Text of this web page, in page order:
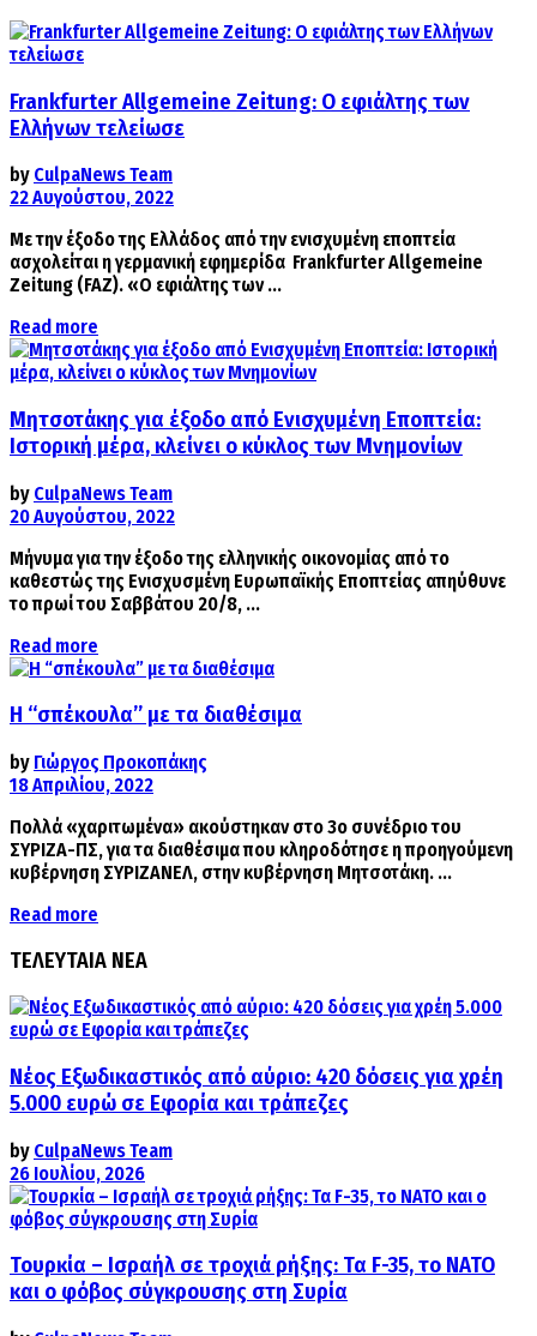
Frankfurter Allgemeine Zeitung: Ο εφιάλτης των
Ελλήνων τελείωσε
by CulpaNews Team
22 Αυγούστου, 2022
Με την έξοδο της Ελλάδος από την ενισχυμένη εποπτεία
ασχολείται η γερμανική εφημερίδα Frankfurter Allgemeine
Zeitung (FAZ). «Ο εφιάλτης των ...
Read more
Μητσοτάκης για έξοδο από Ενισχυμένη Εποπτεία:
Ιστορική μέρα, κλείνει ο κύκλος των Μνημονίων
by CulpaNews Team
20 Αυγούστου, 2022
Μήνυμα για την έξοδο της ελληνικής οικονομίας από το
καθεστώς της Ενισχυσμένη Ευρωπαϊκής Εποπτείας απηύθυνε
το πρωί του Σαββάτου 20/8, ...
Read more
Η “σπέκουλα” με τα διαθέσιμα
by Γιώργος Προκοπάκης
18 Απριλίου, 2022
Πολλά «χαριτωμένα» ακούστηκαν στο 3ο συνέδριο του
ΣΥΡΙΖΑ-ΠΣ, για τα διαθέσιμα που κληροδότησε η προηγούμενη
κυβέρνηση ΣΥΡΙΖΑΝΕΛ, στην κυβέρνηση Μητσοτάκη. ...
Read more
ΤΕΛΕΥΤΑΙΑ ΝΕΑ
Νέος Εξωδικαστικός από αύριο: 420 δόσεις για χρέη
5.000 ευρώ σε Εφορία και τράπεζες
by CulpaNews Team
26 Ιουλίου, 2026
Τουρκία – Ισραήλ σε τροχιά ρήξης: Τα F-35, το ΝΑΤΟ
και ο φόβος σύγκρουσης στη Συρία